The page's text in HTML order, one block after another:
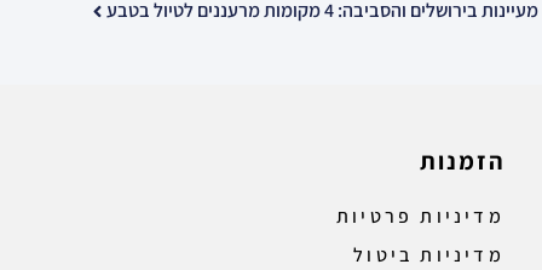
מעיינות בירושלים והסביבה: 4 מקומות מרעננים לטיול בטבע
הזמנות
מדיניות פרטיות
מדיניות ביטול